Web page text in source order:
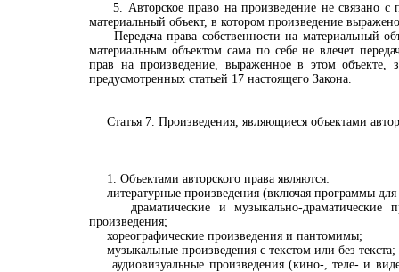
5. Авторское право на произведение не связано с
материальный объект, в котором произведение
Передача права собственности на материальный
материальным объектом сама по себе не влечет
прав на произведение, выраженное в этом объекте,
предусмотренных статьей 17 настоящего Закона.
Статья 7. Произведения, являющиеся объектами
1. Объектами авторского права являются:
литературные произведения (включая программы
драматические и музыкально-драматические
произведения;
хореографические произведения и пантомимы;
музыкальные произведения с текстом или без текста;
аудиовизуальные произведения (кино-, теле- и